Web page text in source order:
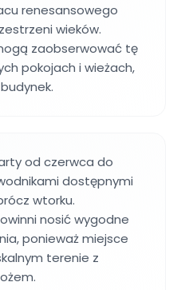
renesansowego
wieków.
zaobserwować tę
pokojach i wieżach,
od czerwca do
dostępnymi
wtorku.
nosić wygodne
ponieważ miejsce
terenie z